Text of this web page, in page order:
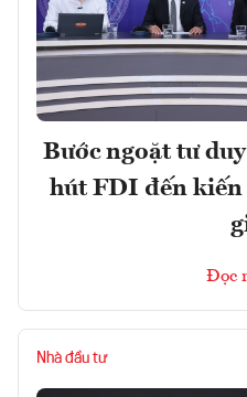
Bước ngoặt tư
hút FDI đến kiến
Đọc
Nhà đầu tư